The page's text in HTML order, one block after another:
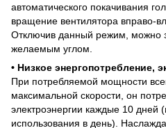
автоматического покачивания
вращение вентилятора вправо-
Отключив данный режим, можно
желаемым углом.
• Низкое энергопотребление,
При потребляемой мощности
максимальной скорости, он
электроэнергии каждые 10 дней
использования в день).